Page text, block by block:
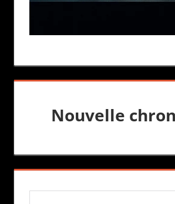
Nouvelle